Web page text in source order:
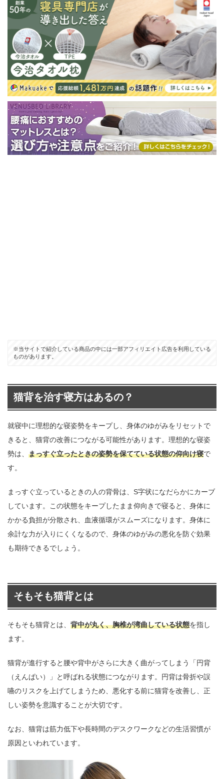
※当サイトで紹介している商品の中には一部アフィリエイト広告を利用している
ものがあります。
猫背を治す寝方はあるの？
就寝中に理想的な寝姿勢をキープし、身体のゆがみをリセットで
きると、猫背の改善につながる可能性があります。理想的な寝姿
勢は、 まっすぐ立ったときの姿勢を保てている状態の仰向け寝で
す。
まっすぐ立っているときの人の背骨は、S字状になだらかにカーブ
しています。この状態をキープしたまま仰向きで寝ると、身体に
かかる負担が分散され、血液循環がスムーズになります。身体に
余計な力が入りにくくなるので、身体のゆがみの悪化を防ぐ効果
も期待できるでしょう。
そもそも猫背とは
そもそも猫背とは、 背中が丸く、胸椎が湾曲している状態を指し
ます。
猫背が進行すると腰や背中がさらに大きく曲がってしまう「円背
（えんぱい）」と呼ばれる状態につながります。円背は骨折や誤
嚥のリスクを上げてしまうため、悪化する前に猫背を改善し、正
しい姿勢を意識することが大切です。
なお、猫背は筋力低下や長時間のデスクワークなどの生活習慣が
原因といわれています。